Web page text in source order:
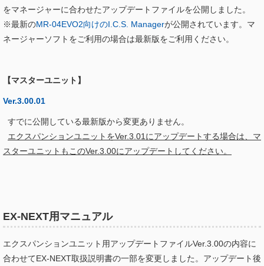
をマネージャーに合わせたアップデートファイルを公開しました。
※最新のMR-04EVO2向けのI.C.S. Managerが公開されています。マ
ネージャーソフトをご利用の場合は最新版をご利用ください。
【マスターユニット】
Ver.3.00.01
すでに公開している最新版から変更ありません。
エクスパンションユニットをVer.3.01にアップデートする場合は、マ
スターユニットもこのVer.3.00にアップデートしてください。
EX-NEXT用マニュアル
エクスパンションユニット用アップデートファイルVer.3.00の内容に
合わせてEX-NEXT取扱説明書の一部を変更しました。アップデート後